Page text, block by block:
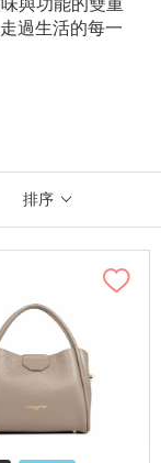
過生活的每一
排序